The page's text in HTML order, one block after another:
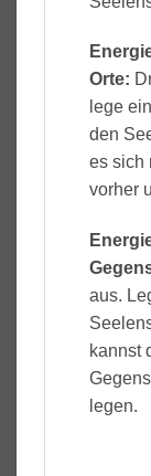
Orte:
lege
den
es sich
vorher
aus.
kannst
legen.